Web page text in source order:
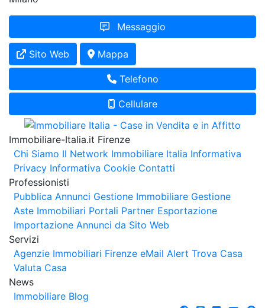
Messaggio
Sito Web Mappa
Telefono
Cellulare
Immobiliare-Italia.it Firenze
Chi Siamo Il Network Immobiliare Italia Informativa
Privacy Informativa Cookie Contatti
Professionisti
Pubblica Annunci Gestione Immobiliare Gestione
Aste Immobiliari Portali Partner Esportazione
Importazione Annunci da Sito Web
Servizi
Agenzie Immobiliari Firenze eMail Alert Trova Casa
Valuta Casa
News
Immobiliare Blog